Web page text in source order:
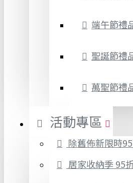
端午節禮
聖誕節禮
萬聖節禮
活動專區
除舊佈新限時
居家收納季 95